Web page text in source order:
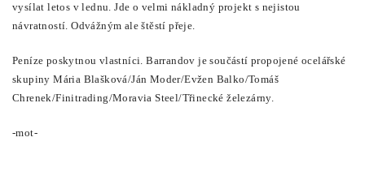
vysílat letos v lednu. Jde o velmi nákladný projekt s nejistou
návratností. Odvážným ale štěstí přeje.
Peníze poskytnou vlastníci. Barrandov je součástí propojené ocelářské
skupiny Mária Blašková/Ján Moder/Evžen Balko/Tomáš
Chrenek/Finitrading/Moravia Steel/Třinecké železárny.
-mot-